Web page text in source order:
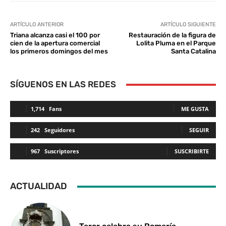
ARTÍCULO ANTERIOR
Triana alcanza casi el 100 por
cien de la apertura comercial
los primeros domingos del mes
ARTÍCULO SIGUIENTE
Restauración de la figura de
Lolita Pluma en el Parque
Santa Catalina
SÍGUENOS EN LAS REDES
1,714 Fans ME GUSTA
242 Seguidores SEGUIR
967 Suscriptores SUSCRIBIRTE
ACTUALIDAD